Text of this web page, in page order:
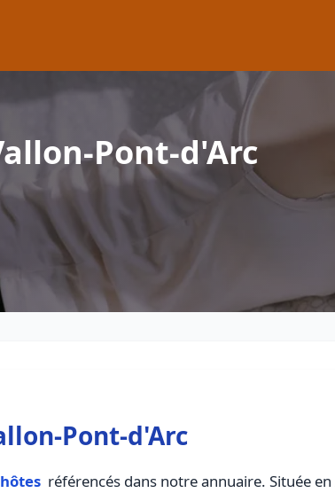
Pont-d'Arc
Pont-d'Arc
référencés dans notre annuaire. Située